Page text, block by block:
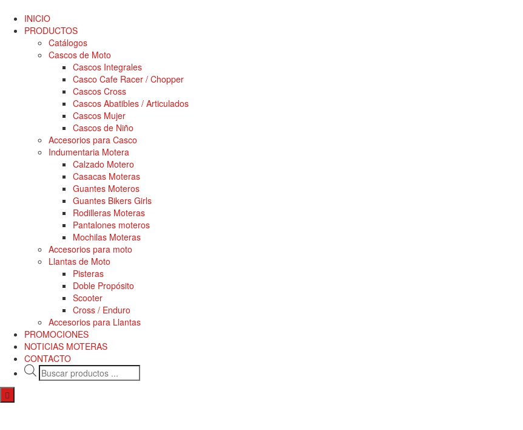
INICIO
PRODUCTOS
Catálogos
Cascos de Moto
Cascos Integrales
Casco Cafe Racer / Chopper
Cascos Cross
Cascos Abatibles / Articulados
Cascos Mujer
Cascos de Niño
Accesorios para Casco
Indumentaria Motera
Calzado Motero
Casacas Moteras
Guantes Moteros
Guantes Bikers Girls
Rodilleras Moteras
Pantalones moteros
Mochilas Moteras
Accesorios para moto
Llantas de Moto
Pisteras
Doble Propósito
Scooter
Cross / Enduro
Accesorios para Llantas
PROMOCIONES
NOTICIAS MOTERAS
CONTACTO
Búsqueda
de
Menú
conmutador